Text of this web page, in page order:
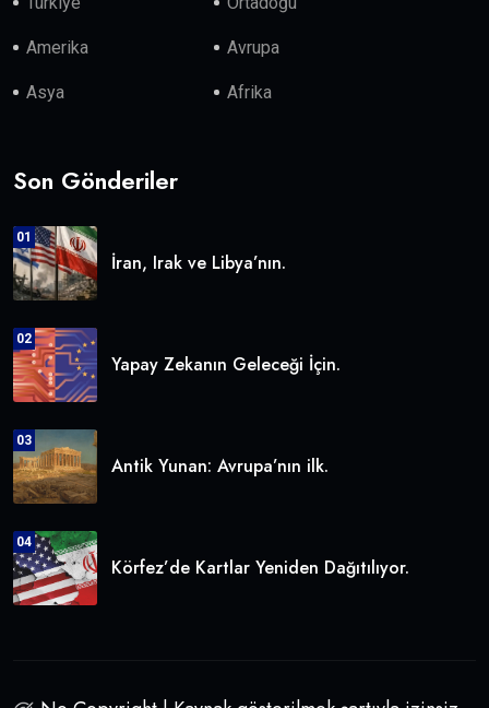
Amerika Avrupa
Asya Afrika
Son Gönderiler
01
İran, Irak ve Libya’nın.
02
Yapay Zekanın Geleceği İçin.
03
Antik Yunan: Avrupa’nın ilk.
04
Körfez’de Kartlar Yeniden Dağıtılıyor.